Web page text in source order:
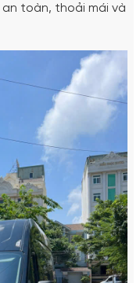
toàn, thoải mái và